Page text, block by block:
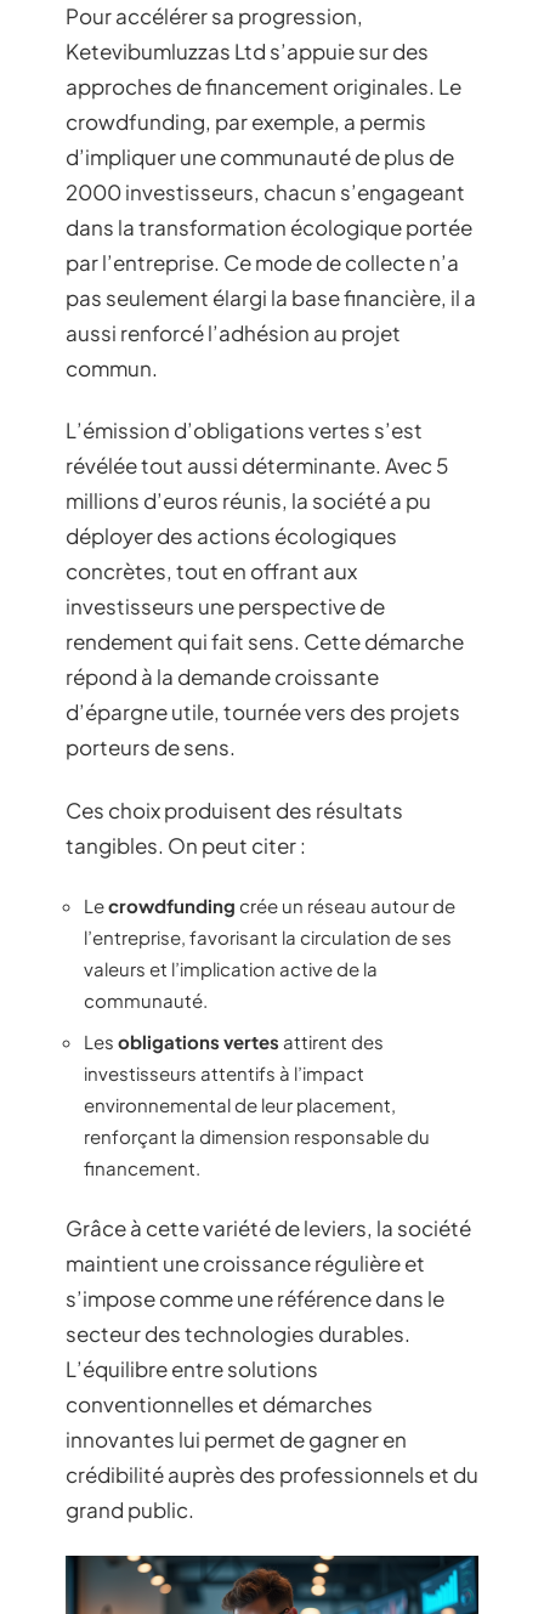
Pour accélérer sa progression,
Ketevibumluzzas Ltd s’appuie sur des
approches de financement originales. Le
crowdfunding, par exemple, a permis
d’impliquer une communauté de plus de
2000 investisseurs, chacun s’engageant
dans la transformation écologique portée
par l’entreprise. Ce mode de collecte n’a
pas seulement élargi la base financière, il a
aussi renforcé l’adhésion au projet
commun.
L’émission d’obligations vertes s’est
révélée tout aussi déterminante. Avec 5
millions d’euros réunis, la société a pu
déployer des actions écologiques
concrètes, tout en offrant aux
investisseurs une perspective de
rendement qui fait sens. Cette démarche
répond à la demande croissante
d’épargne utile, tournée vers des projets
porteurs de sens.
Ces choix produisent des résultats
tangibles. On peut citer :
Lecrowdfunding crée un réseau autour de
l’entreprise, favorisant la circulation de ses
valeurs et l’implication active de la
communauté.
Les obligations vertes attirent des
investisseurs attentifs à l’impact
environnemental de leur placement,
renforçant la dimension responsable du
financement.
Grâce à cette variété de leviers, la société
maintient une croissance régulière et
s’impose comme une référence dans le
secteur des technologies durables.
L’équilibre entre solutions
conventionnelles et démarches
innovantes lui permet de gagner en
crédibilité auprès des professionnels et du
grand public.